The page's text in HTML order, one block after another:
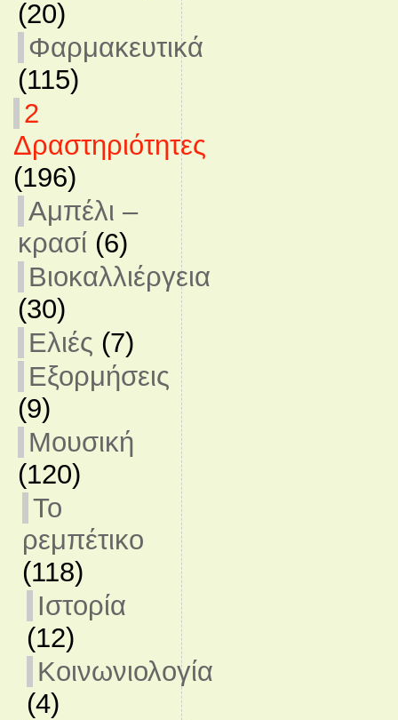
(20)
Φαρμακευτικά
(115)
2
Δραστηριότητες
(196)
Αμπέλι –
κρασί (6)
Βιοκαλλιέργεια
(30)
Ελιές (7)
Εξορμήσεις
(9)
Μουσική
(120)
Το
ρεμπέτικο
(118)
Ιστορία
(12)
Κοινωνιολογία
(4)